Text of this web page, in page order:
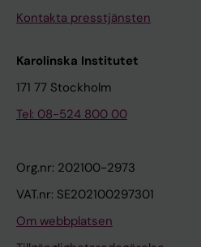
Kontakta presstjänsten
Karolinska Institutet
171 77 Stockholm
Tel: 08-524 800 00
Org.nr: 202100-2973
VAT.nr: SE202100297301
Om webbplatsen